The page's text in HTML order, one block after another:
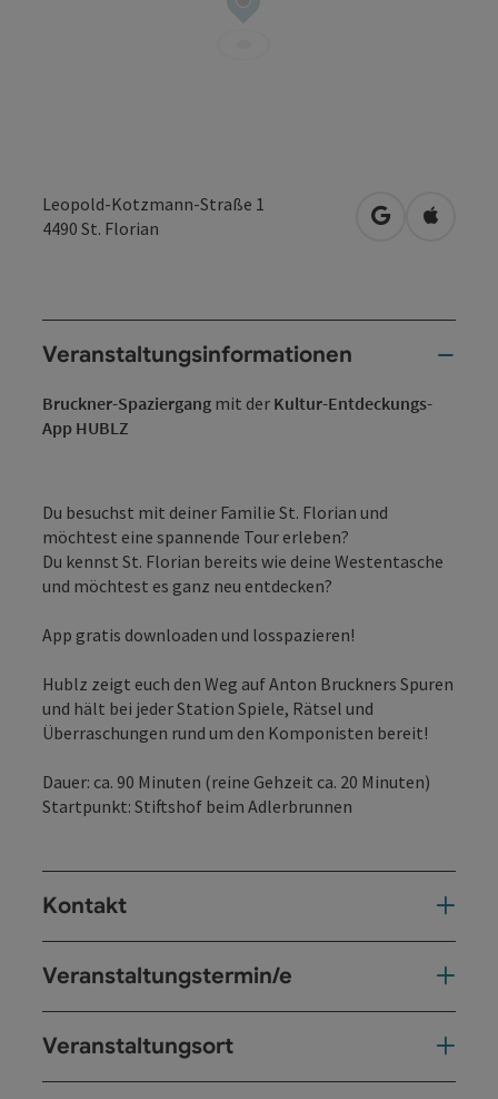
Leopold-Kotzmann-Straße 1
4490 St. Florian in Google
in
Veranstaltungsinformationen
Bruckner-Spaziergang mit der Kultur-Entdeckungs-
App HUBLZ
Du besuchst mit deiner Familie St. Florian und
möchtest eine spannende Tour erleben?
Du kennst St. Florian bereits wie deine Westentasche
und möchtest es ganz neu entdecken?
App gratis downloaden und losspazieren!
Hublz zeigt euch den Weg auf Anton Bruckners Spuren
und hält bei jeder Station Spiele, Rätsel und
Überraschungen rund um den Komponisten bereit!
Dauer: ca. 90 Minuten (reine Gehzeit ca. 20 Minuten)
Startpunkt: Stiftshof beim Adlerbrunnen
Kontakt
Veranstaltungstermin/e
Veranstaltungsort